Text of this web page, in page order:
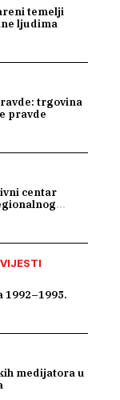
temelji
ljudima
trgovina
pravde
centar
VIJESTI
medijatora u